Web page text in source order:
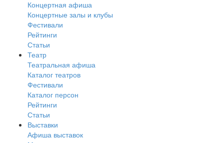
Концертная афиша
Концертные залы и клубы
Фестивали
Рейтинги
Статьи
Театр
Театральная афиша
Каталог театров
Фестивали
Каталог персон
Рейтинги
Статьи
Выставки
Афиша выставок